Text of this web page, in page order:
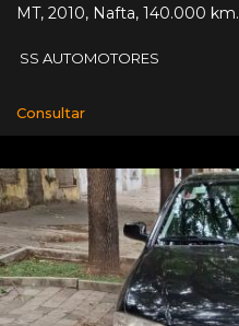
MT, 2010, Nafta, 140.000 km.
SS AUTOMOTORES
Consultar